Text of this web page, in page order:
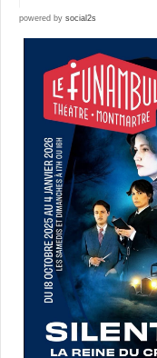
powered by social2s